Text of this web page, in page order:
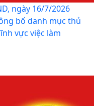
ngày 16/7/2026
bố danh mục thủ
vực việc làm